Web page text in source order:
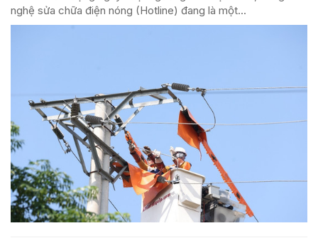
nghệ sửa chữa điện nóng (Hotline) đang là một...